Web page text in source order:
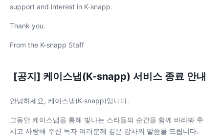
support and interest in K-snapp.
Thank you.
From the K-snapp Staff
[공지] 케이스냅(K-snapp) 서비스 종료 안내
안녕하세요, 케이스냅(K-snapp)입니다.
그동안 케이스냅을 통해 빛나는 스타들의 순간을 함께 바라봐 주
시고 사랑해 주신 독자 여러분께 깊은 감사의 말씀을 드립니다.